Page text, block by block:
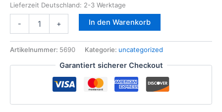
Lieferzeit Deutschland: 2-3 Werktage
-
1J0
249
SEAT
+ In den Warenkorb
Artikelnummer: 5690 Kategorie: uncategorized
Garantiert sicherer Checkout